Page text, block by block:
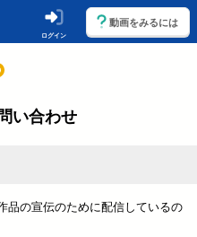
ログイン
動画をみるには
い合わせ
品の宣伝のために配信しているの